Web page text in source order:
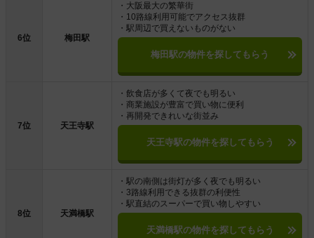
6位 梅田駅
・大阪最大の繁華街
・10路線利用可能でアクセス抜群
・駅周辺で買えないものがない
梅田駅の物件を探してもらう
7位 天王寺駅
・飲食店が多くて夜でも明るい
・商業施設が豊富で買い物に便利
・再開発できれいな街並み
天王寺駅の物件を探してもらう
8位 天満橋駅
・駅の南側は街灯が多く夜でも明るい
・3路線利用できる抜群の利便性
・駅直結のスーパーで買い物しやすい
天満橋駅の物件を探してもらう